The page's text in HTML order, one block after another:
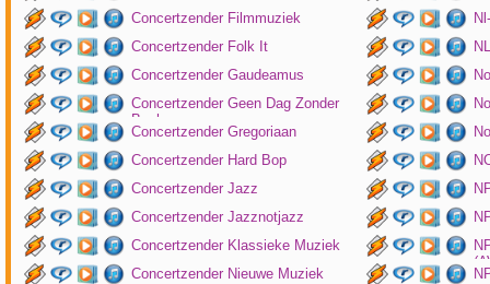
Concertzender Filmmuziek
Concertzender Folk It
Concertzender Gaudeamus
Concertzender Geen Dag Zonder
Bach
Concertzender Gregoriaan
Concertzender Hard Bop
Concertzender Jazz
Concertzender Jazznotjazz
Concertzender Klassieke Muziek
Concertzender Nieuwe Muziek